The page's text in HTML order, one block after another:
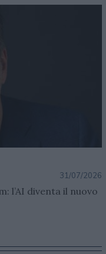
31/07/2026
l’AI diventa il nuovo